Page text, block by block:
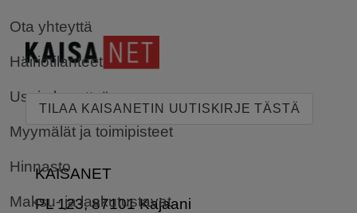
Ota yhteyttä
Häiriötilanteet
Usein kysyttyä
Myymälät ja toimipisteet
Hinnasto
Maksu- ja laskutustavat
TILAA KAISANETIN UUTISKIRJE TÄSTÄ
KAISANET
PL 123, 87101 Kajaani